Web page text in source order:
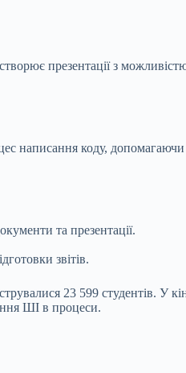
презентації з
написання коду,
та презентації.
звітів.
23 599 студентів. У
ШІ в процеси.